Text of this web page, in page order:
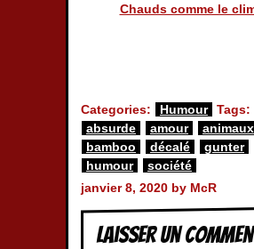
Chauds comme le
Categories: Humour
Tags:
absurde
amour
animaux
bamboo
décalé
gunter
humour
société
janvier 8, 2020 by McR
Laisser un